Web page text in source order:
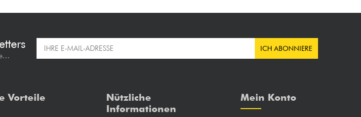
ICH ABONNIERE
Vorteile
Nützliche
Informationen
Mein Konto